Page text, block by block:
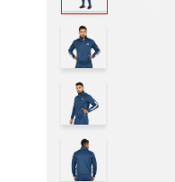
futbol
zapatillas
chimpunes
outdoor
adt
running